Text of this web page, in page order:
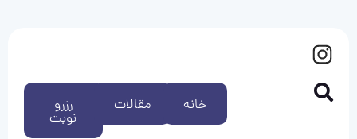
رزرو
نوبت
مقالات خانه